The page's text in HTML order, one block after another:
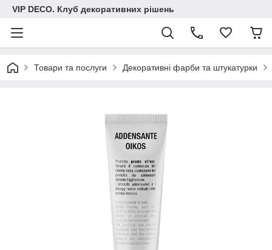
VIP DECO. Клуб декоративних рішень
Товари та послуги Декоративні фарби та штукатурки